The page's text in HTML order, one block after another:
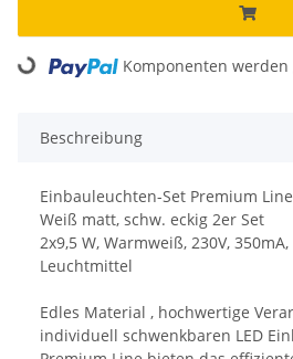
Loading... Komponenten werden
Beschreibung
Einbauleuchten-Set Premium Line
Weiß matt, schw. eckig 2er Set
2x9,5 W, Warmweiß, 230V, 350mA,
Leuchtmittel
Edles Material , hochwertige
individuell schwenkbaren LED